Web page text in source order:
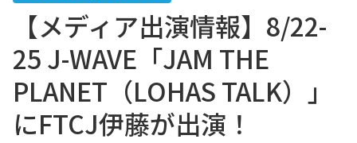
【メディア出演情報】8/22-
25 J-WAVE「JAM THE
PLANET（LOHAS TALK）」
にFTCJ伊藤が出演！